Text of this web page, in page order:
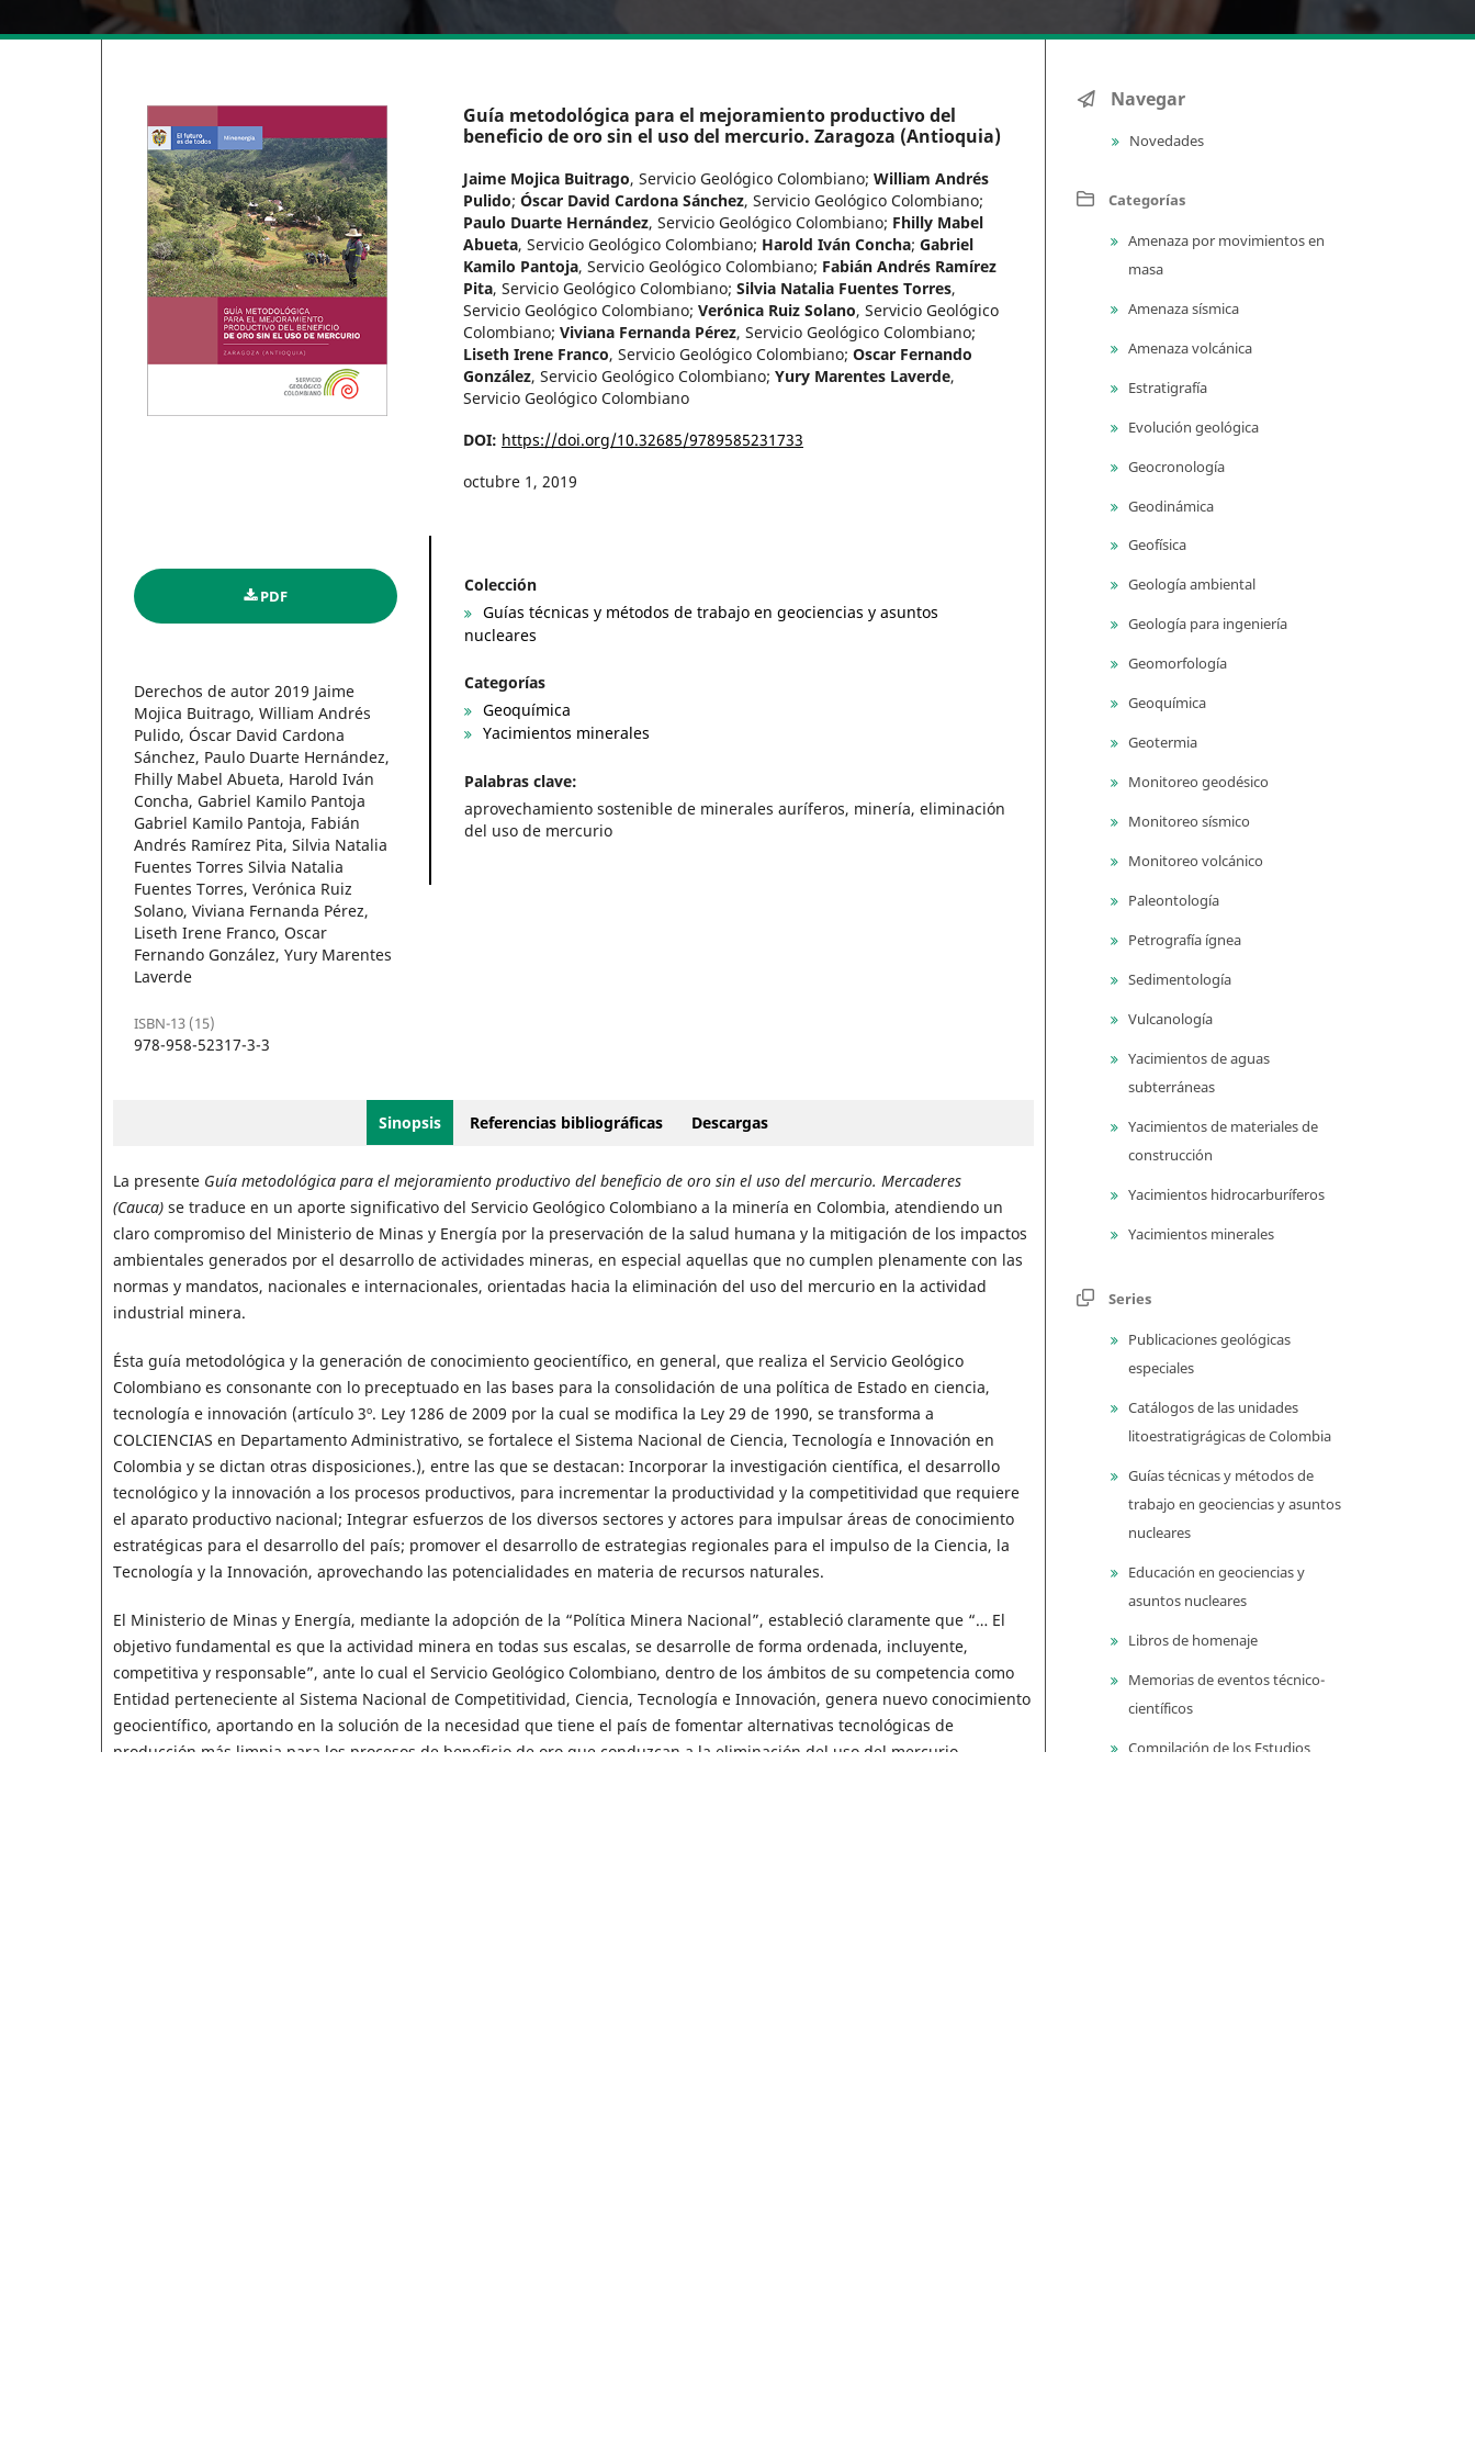
Guía metodológica para el mejoramiento productivo del
beneficio de oro sin el uso del mercurio.​ Zaragoza (Antioquia)
Jaime Mojica Buitrago, Servicio Geológico Colombiano; William Andrés
Pulido; Óscar David Cardona Sánchez, Servicio Geológico Colombiano;
Paulo Duarte Hernández, Servicio Geológico Colombiano; Fhilly Mabel
Abueta, Servicio Geológico Colombiano; Harold Iván Concha; Gabriel
Kamilo Pantoja, Servicio Geológico Colombiano; Fabián Andrés Ramírez
Pita, Servicio Geológico Colombiano; Silvia Natalia Fuentes Torres,
Servicio Geológico Colombiano; Verónica Ruiz Solano, Servicio Geológico
Colombiano; Viviana Fernanda Pérez, Servicio Geológico Colombiano;
Liseth Irene Franco, Servicio Geológico Colombiano; Oscar Fernando
González, Servicio Geológico Colombiano; Yury Marentes Laverde,
Servicio Geológico Colombiano
DOI: https://doi.org/10.32685/9789585231733
octubre 1, 2019
PDF
Derechos de autor 2019 Jaime
Mojica Buitrago, William Andrés
Pulido, Óscar David Cardona
Sánchez, Paulo Duarte Hernández,
Fhilly Mabel Abueta, Harold Iván
Concha, Gabriel Kamilo Pantoja
Gabriel Kamilo Pantoja, Fabián
Andrés Ramírez Pita, Silvia Natalia
Fuentes Torres Silvia Natalia
Fuentes Torres, Verónica Ruiz
Solano, Viviana Fernanda Pérez,
Liseth Irene Franco, Oscar
Fernando González, Yury Marentes
Laverde
ISBN-13 (15)
978-958-52317-3-3
Colección
Guías técnicas y métodos de trabajo en geociencias y asuntos
nucleares
Categorías
Geoquímica
Yacimientos minerales
Palabras clave:
aprovechamiento sostenible de minerales auríferos, minería, eliminación
del uso de mercurio
Sinopsis Referencias bibliográficas Descargas
La presente Guía metodológica para el mejoramiento productivo del beneficio de oro sin el uso del mercurio. Mercaderes
(Cauca)se traduce en un aporte significativo del Servicio Geológico Colombiano a la minería en Colombia, atendiendo un
claro compromiso del Ministerio de Minas y Energía por la preservación de la salud humana y la mitigación de los impactos
ambientales generados por el desarrollo de actividades mineras, en especial aquellas que no cumplen plenamente con las
normas y mandatos, nacionales e internacionales, orientadas hacia la eliminación del uso del mercurio en la actividad
industrial minera.
Ésta guía metodológica y la generación de conocimiento geocientífico, en general, que realiza el Servicio Geológico
Colombiano es consonante con lo preceptuado en las bases para la consolidación de una política de Estado en ciencia,
tecnología e innovación (artículo 3º. Ley 1286 de 2009 por la cual se modifica la Ley 29 de 1990, se transforma a
COLCIENCIAS en Departamento Administrativo, se fortalece el Sistema Nacional de Ciencia, Tecnología e Innovación en
Colombia y se dictan otras disposiciones.), entre las que se destacan: Incorporar la investigación científica, el desarrollo
tecnológico y la innovación a los procesos productivos, para incrementar la productividad y la competitividad que requiere
el aparato productivo nacional; Integrar esfuerzos de los diversos sectores y actores para impulsar áreas de conocimiento
estratégicas para el desarrollo del país; promover el desarrollo de estrategias regionales para el impulso de la Ciencia, la
Tecnología y la Innovación, aprovechando las potencialidades en materia de recursos naturales.
El Ministerio de Minas y Energía, mediante la adopción de la “Política Minera Nacional”, estableció claramente que “… El
objetivo fundamental es que la actividad minera en todas sus escalas, se desarrolle de forma ordenada, incluyente,
competitiva y responsable”, ante lo cual el Servicio Geológico Colombiano, dentro de los ámbitos de su competencia como
Entidad perteneciente al Sistema Nacional de Competitividad, Ciencia, Tecnología e Innovación, genera nuevo conocimiento
geocientífico, aportando en la solución de la necesidad que tiene el país de fomentar alternativas tecnológicas de
producción más limpia para los procesos de beneficio de oro que conduzcan a la eliminación del uso del mercurio.
Navegar
Novedades
Categorías
Amenaza por movimientos en
masa
Amenaza sísmica
Amenaza volcánica
Estratigrafía
Evolución geológica
Geocronología
Geodinámica
Geofísica
Geología ambiental
Geología para ingeniería
Geomorfología
Geoquímica
Geotermia
Monitoreo geodésico
Monitoreo sísmico
Monitoreo volcánico
Paleontología
Petrografía ígnea
Sedimentología
Vulcanología
Yacimientos de aguas
subterráneas
Yacimientos de materiales de
construcción
Yacimientos hidrocarburíferos
Yacimientos minerales
Series
Publicaciones geológicas
especiales
Catálogos de las unidades
litoestratigrágicas de Colombia
Guías técnicas y métodos de
trabajo en geociencias y asuntos
nucleares
Educación en geociencias y
asuntos nucleares
Libros de homenaje
Memorias de eventos técnico-
científicos
Compilación de los Estudios